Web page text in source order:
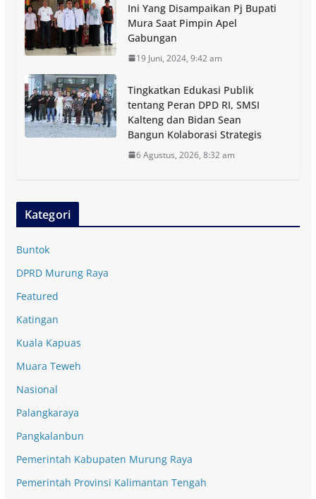
Ini Yang Disampaikan Pj Bupati
Mura Saat Pimpin Apel
Gabungan
19 Juni, 2024, 9:42 am
Tingkatkan Edukasi Publik
tentang Peran DPD RI, SMSI
Kalteng dan Bidan Sean
Bangun Kolaborasi Strategis
6 Agustus, 2026, 8:32 am
Kategori
Buntok
DPRD Murung Raya
Featured
Katingan
Kuala Kapuas
Muara Teweh
Nasional
Palangkaraya
Pangkalanbun
Pemerintah Kabupaten Murung Raya
Pemerintah Provinsi Kalimantan Tengah